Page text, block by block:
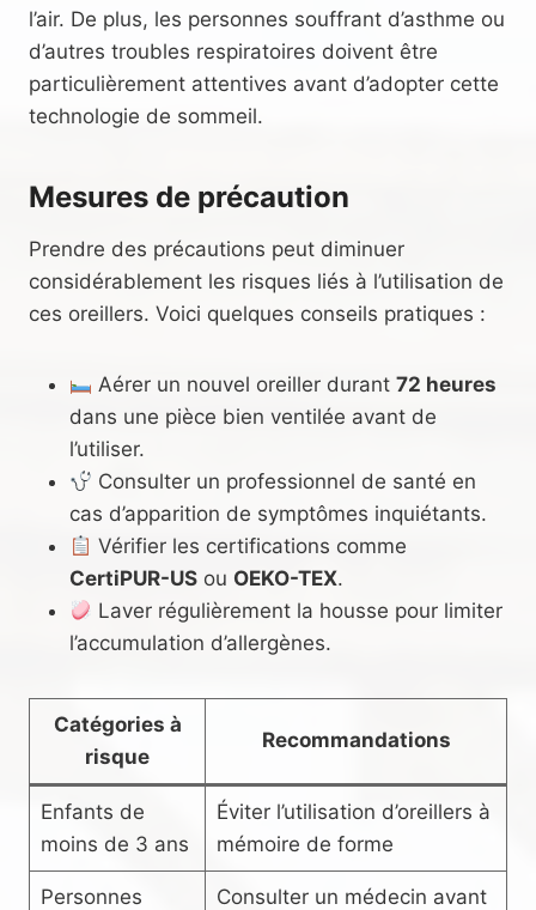
l’air. De plus, les personnes souffrant d’asthme ou
d’autres troubles respiratoires doivent être
particulièrement attentives avant d’adopter cette
technologie de sommeil.
Mesures de précaution
Prendre des précautions peut diminuer
considérablement les risques liés à l’utilisation de
ces oreillers. Voici quelques conseils pratiques :
Aérer un nouvel oreiller durant72 heures
dans une pièce bien ventilée avant de
l’utiliser.
Consulter un professionnel de santé en
cas d’apparition de symptômes inquiétants.
Vérifier les certifications comme
CertiPUR-US ou OEKO-TEX.
Laver régulièrement la housse pour limiter
l’accumulation d’allergènes.
Catégories à
risque
Recommandations
Enfants de
moins de 3 ans
Éviter l’utilisation d’oreillers à
mémoire de forme
Personnes
Consulter un médecin avant